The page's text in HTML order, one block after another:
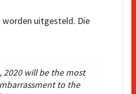
worden uitgesteld. Die
2020 will be the most
to the